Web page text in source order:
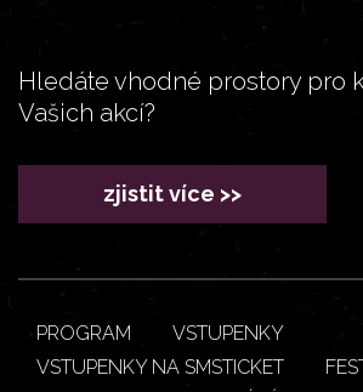
Hledáte vhodné prostory pro
Vašich akcí?
zjistit více >>
PROGRAM
VSTUPENKY
VSTUPENKY NA SMSTICKET